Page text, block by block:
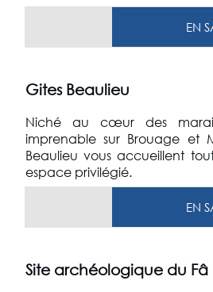
Gites Beaulieu
Niché au cœur des
imprenable sur Brouage et
Beaulieu vous accueillent
espace privilégié.
Site archéologique du Fâ